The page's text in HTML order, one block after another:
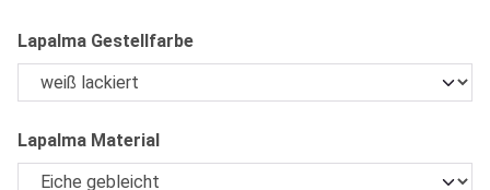
Lapalma Gestellfarbeauswählen
Lapalma Materialauswählen